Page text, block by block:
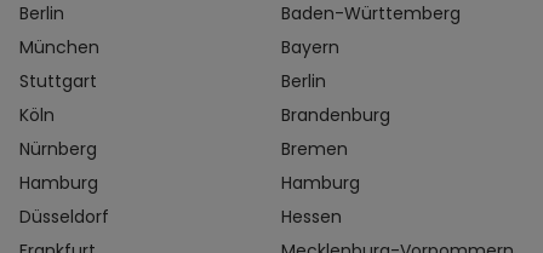
Berlin
München
Stuttgart
Köln
Nürnberg
Hamburg
Düsseldorf
Baden-Württemberg
Bayern
Berlin
Brandenburg
Bremen
Hamburg
Hessen